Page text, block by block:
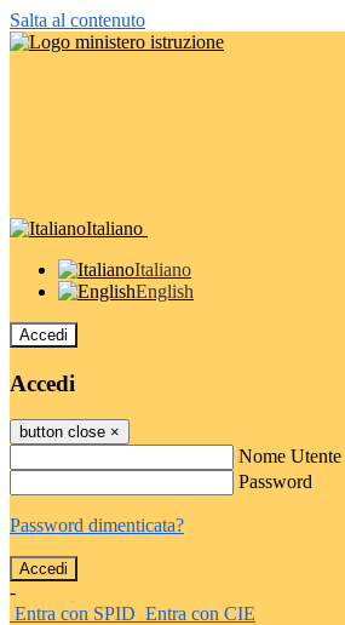
Salta al contenuto
Italiano
Italiano
English
Accedi
Accedi
button close ×
Nome Utente
Password
Password dimenticata?
-
Entra con SPID Entra con CIE